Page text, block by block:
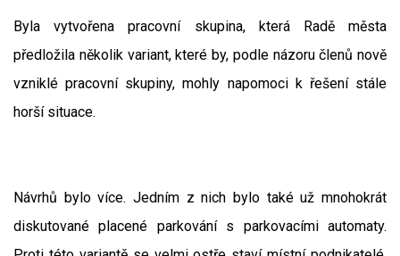
Byla vytvořena pracovní skupina, která Radě města
předložila několik variant, které by, podle názoru členů nově
vzniklé pracovní skupiny, mohly napomoci k řešení stále
horší situace.
Návrhů bylo více. Jedním z nich bylo také už mnohokrát
diskutované placené parkování s parkovacími automaty.